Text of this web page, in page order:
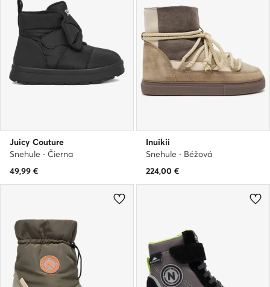
Juicy Couture
Snehule · Čierna
49,99 €
Inuikii
Snehule · Béžová
224,00 €